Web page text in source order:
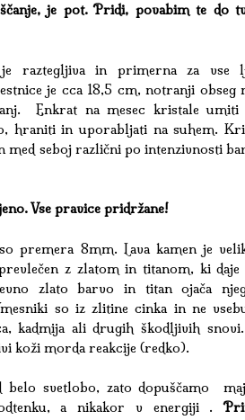
je pot. Pridi, povabim te do
je raztegljiva in primerna za vse
je cca 18,5 cm, notranji obseg
Enkrat na mesec kristale umiti
hraniti in uporabljati na suhem.
med seboj različni po intenzivnosti
Vse pravice pridržane!
premera 8mm. Lava kamen je
z zlatom in titanom, ki daje
zlato barvo in titan ojača
so iz zlitine cinka in ne
kadmija ali drugih škodljivih
koži morda reakcije (redko).
belo svetlobo, zato dopuščamo
a nikakor v energiji .